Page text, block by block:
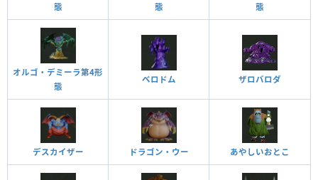
態
態
態
オルゴ・デミーラ第4形
態
ベロドム ザロバロダ
デスカイザー ドラゴン・ウー あやしいおとこ